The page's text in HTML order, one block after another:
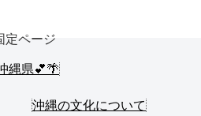
定ページ
縄県💕🌴
沖縄の文化について